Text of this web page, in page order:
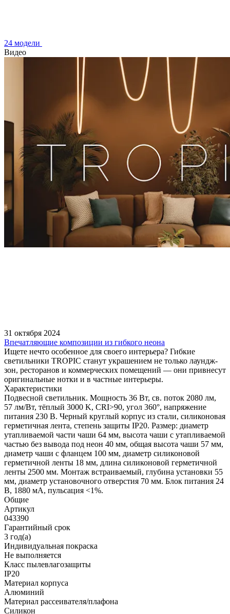
24 модели
Видео
31 октября 2024
Впечатляющие композиции из гибкого неона
Ищете нечто особенное для своего интерьера? Гибкие
светильники TROPIC станут украшением не только лаундж-
зон, ресторанов и коммерческих помещений — они привнесут
оригинальные нотки и в частные интерьеры.
Характеристики
Подвесной светильник. Мощность 36 Вт, св. поток 2080 лм,
57 лм/Вт, тёплый 3000 K, CRI>90, угол 360°, напряжение
питания 230 В. Черный круглый корпус из стали, силиконовая
герметичная лента, степень защиты IP20. Размер: диаметр
утапливаемой части чаши 64 мм, высота чаши с утапливаемой
частью без вывода под неон 40 мм, общая высота чаши 57 мм,
диаметр чаши с фланцем 100 мм, диаметр силиконовой
герметичной ленты 18 мм, длина силиконовой герметичной
ленты 2500 мм. Монтаж встраиваемый, глубина установки 55
мм, диаметр установочного отверстия 70 мм. Блок питания 24
В, 1880 мА, пульсация <1%.
Общие
Артикул
043390
Гарантийный срок
3 год(а)
Индивидуальная покраска
Не выполняется
Класс пылевлагозащиты
IP20
Материал корпуса
Алюминий
Материал рассеивателя/плафона
Силикон